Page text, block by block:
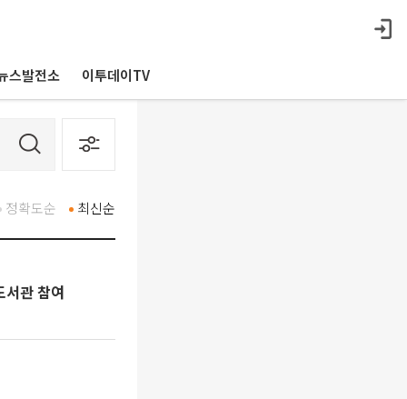
스발전소 이투데이TV
최신순
정확도순
관 참여